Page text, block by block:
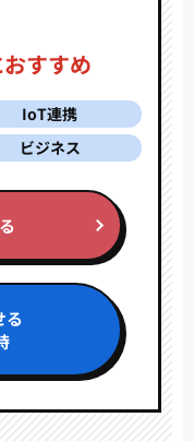
すすめ
IoT連携
ビジネス
る